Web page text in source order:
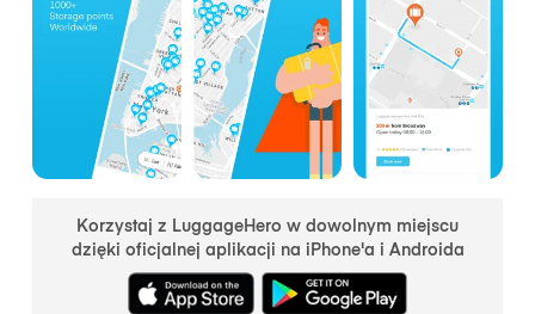
Korzystaj z LuggageHero w dowolnym miejscu
dzięki oficjalnej aplikacji na iPhone'a i Androida